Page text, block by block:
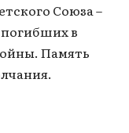
Союза –
в
Память